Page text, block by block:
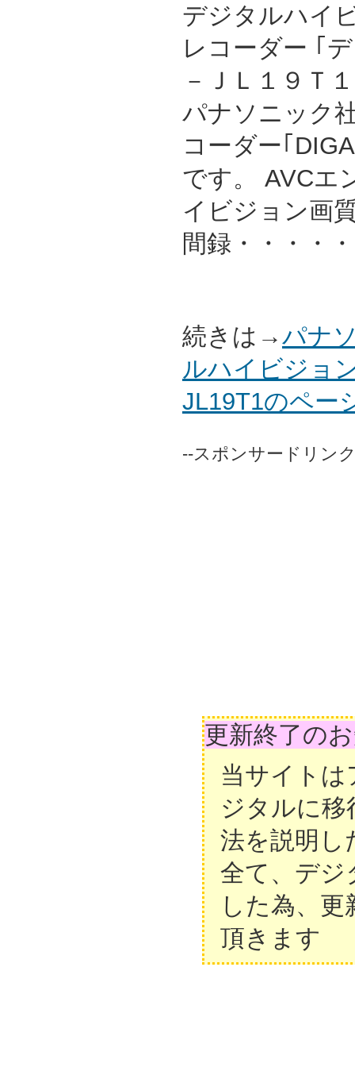
デジタルハイ
レコーダー ｢
－ＪＬ１９Ｔ
パナソニック
コーダー｢
です。 AVCエ
イビジョン画
間録・・・・
続きは→パナ
ルハイビジョ
JL19T1のペー
--スポンサードリン
更新終了の
当サイト
ジタルに移
法を説明し
全て、デジ
した為、
頂きます